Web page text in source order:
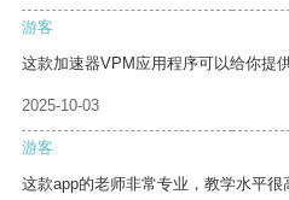
游客
这款加速器VPM应用程序可以给你提
2025-10-03
游客
这款app的老师非常专业，教学水平很